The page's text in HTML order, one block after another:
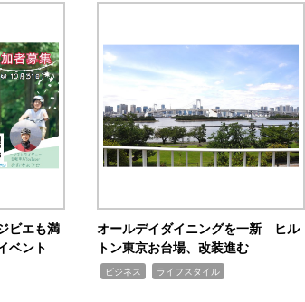
ビエも満
ベント
オールデイダイニングを一新 ヒル
トン東京お台場、改装進む
ビジネス ライフスタイル